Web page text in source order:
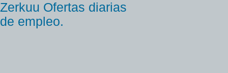
Zerkuu Ofertas diarias
de empleo.